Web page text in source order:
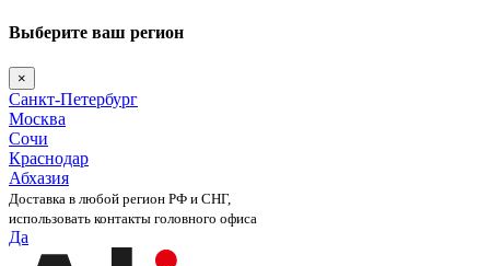
Выберите ваш регион
×
Санкт-Петербург
Москва
Сочи
Краснодар
Абхазия
Доставка в любой регион РФ и СНГ,
использовать контакты головного офиса
Да